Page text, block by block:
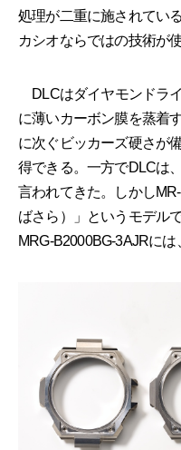
処理が二重に施されてい
カシオならではの技術が
DLCはダイヤモンドラ
に薄いカーボン膜を蒸着
に次ぐビッカーズ硬さが
得できる。一方でDLCは
言われてきた。しかし
ばさら）」というモデル
MRG-B2000BG-3AJRに